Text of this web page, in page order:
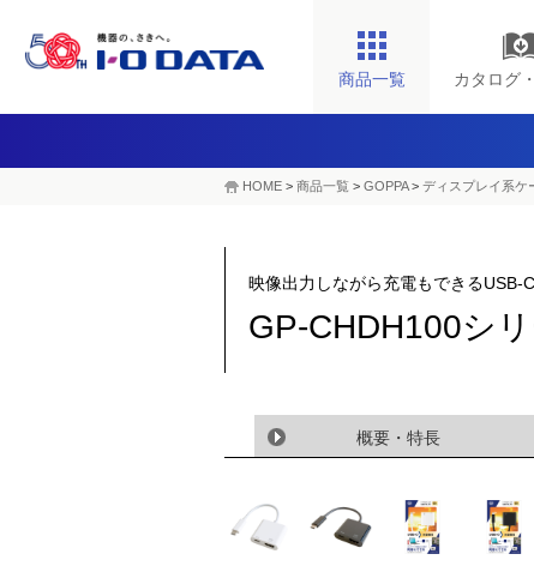
商品一覧 カタログ
HOME > 商品一覧 > GOPPA> ディスプレイ系ケ
映像出力しながら充電もできるUSB-
GP-CHDH100シ
概要・特長